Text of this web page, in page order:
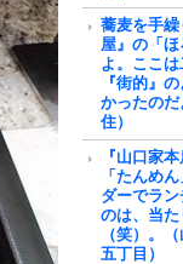
蕎麦を手
屋』の「
よ。ここ
『街的』
かったの
住）
『山口家
「たんめ
ダーでラ
のは、当
（笑）。
五丁目）